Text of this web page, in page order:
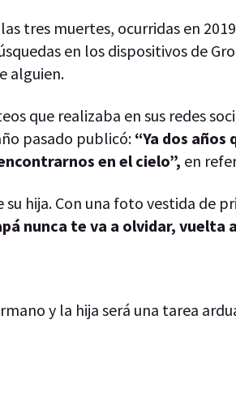
tres muertes, ocurridas en
en los dispositivos de
alguien.
que realizaba en sus redes
pasado publicó:“Ya dos
en el cielo”, en
su hija. Con una foto vestida de
nunca te va a olvidar, vuelta
y la hija será una tarea